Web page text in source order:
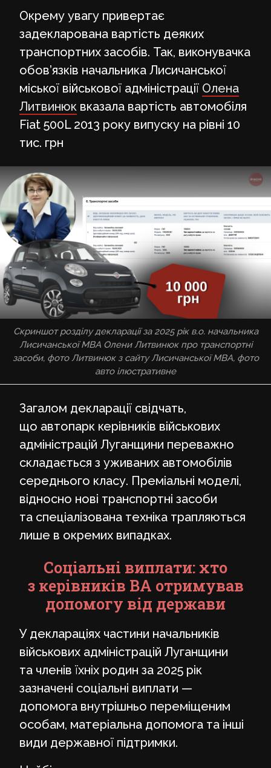
Окрему увагу привертає
задекларована вартість деяких
транспортних засобів. Так, виконувачка
обов’язків начальника Лисичанської
міської військової адміністрації Олена
Литвинюк вказала вартість автомобіля
Fiat 500L 2013 року випуску на рівні 10
тис. грн
Скриншот розділу декларації за 2025 рік в.о. начальника
Лисичанської МВА Олени Литвинюк про транспортні
засоби, фото Литвинюк з сайту Лисичанської МВА, фото
авто ілюстративне
Загалом декларації свідчать,
що автопарк керівників військових
адміністрацій Луганщини переважно
складається з уживаних автомобілів
середнього класу. Преміальні моделі,
відносно нові транспортні засоби
та спеціалізована техніка трапляються
лише в окремих випадках.
Соціальні виплати: хто
з керівників ВА отримував
допомогу від держави
У деклараціях частини начальників
військових адміністрацій Луганщини
та членів їхніх родин за 2025 рік
зазначені соціальні виплати —
допомога внутрішньо переміщеним
особам, матеріальна допомога та інші
види державної підтримки.